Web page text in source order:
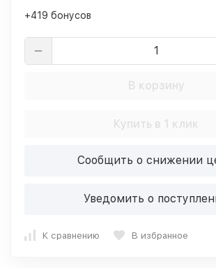
+419 бонусов
В корзину
Купить в 1 клик
Сообщить о снижении
Уведомить о
К сравнению В избранное